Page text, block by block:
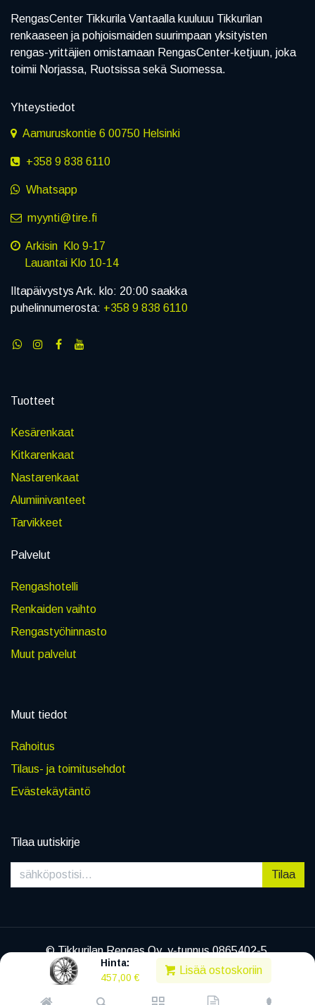
Hinta:
457,00 €
Lisää ostoskoriin
RengasCenter Tikkurila Vantaalla kuuluuu Tikkurilan
renkaaseen ja pohjoismaiden suurimpaan yksityisten
rengas-yrittäjien omistamaan RengasCenter-ketjuun, joka
toimii Norjassa, Ruotsissa sekä Suomessa.
Yhteystiedot
Aamuruskontie 6 00750 Helsinki
+358 9 838 6110
Whatsapp
myynti@tire.fi
Arkisin Klo 9-17
Lauantai Klo 10-14
Iltapäivystys Ark. klo: 20:00 saakka
puhelinnumerosta: +358 9 838 6110
Tuotteet
Kesärenkaat
Kitkarenkaat
Nastarenkaat
Alumiinivanteet
Tarvikkeet
Palvelut
Rengashotelli
Renkaiden vaihto
Rengastyöhinnasto
Muut palvelut
Muut tiedot
Rahoitus
Tilaus- ja toimitusehdot
Evästekäytäntö
Tilaa uutiskirje
Tilaa
© Tikkurilan Rengas Oy, y-tunnus 0865402-5
|Tietosuojaseloste
Powered byLegenda EC